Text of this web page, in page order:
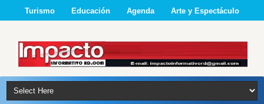
Turismo Educación Agenda Arte y Espectáculo